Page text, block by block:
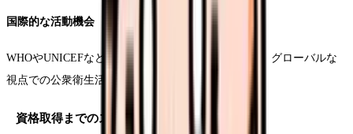
国際的な活動機会
WHOやUNICEFなどの国際機関での活動機会もあり、グローバルな
視点での公衆衛生活動に携わることも可能です。
資格取得までのスケジュール管理